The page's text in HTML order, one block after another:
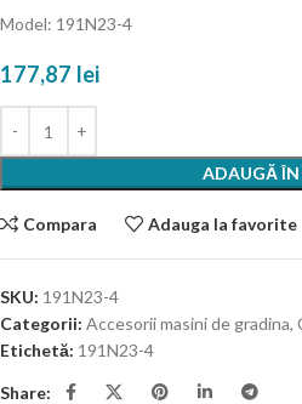
Model: 191N23-4
177,87 lei
ADAUGĂ
Compara Adauga la favorite
SKU: 191N23-4
Categorii: Accesorii masini de gradina,
Etichetă: 191N23-4
Share: